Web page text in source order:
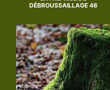
DÉBROUSSAILLAGE 46